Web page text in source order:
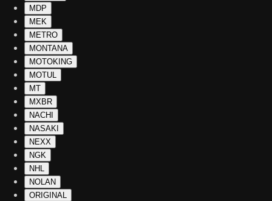
MDP
MEK
METRO
MONTANA
MOTOKING
MOTUL
MT
MXBR
NACHI
NASAKI
NEXX
NGK
NHL
NOLAN
ORIGINAL